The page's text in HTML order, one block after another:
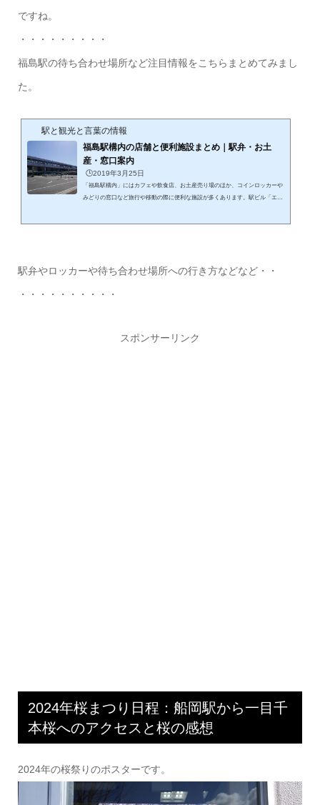
ですね。
・・・・・・・・・
福島駅の待ち合わせ場所など注目情報をこちらまとめてみまし
た。
駅と観光と言葉の情報
福島駅構内の店舗と便利施設まとめ｜駅弁・お土
産・窓口案内
🕒️2019年3月25日
「福島駅構内」にはカフェや飲食店、お土産売り場のほか、コインロッカーや
みどりの窓口など旅行や移動の際に便利な施設が多くあります。駅ビル「エス
て...
駅弁やロッカーや待ち合わせ場所への行き方などなど・・
・・・・・・・・・・
スポンサーリンク
2024年桜まつり日程：船岡駅から一目千
本桜へのアクセスと桜の感想
2024年の桜祭りのポスターです。